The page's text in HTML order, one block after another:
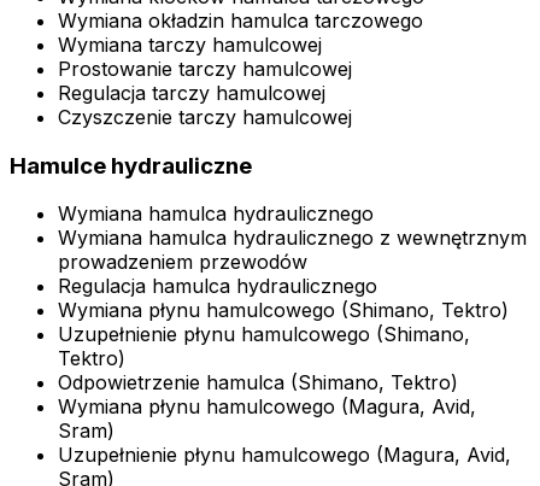
Wymiana okładzin hamulca tarczowego
Wymiana tarczy hamulcowej
Prostowanie tarczy hamulcowej
Regulacja tarczy hamulcowej
Czyszczenie tarczy hamulcowej
Hamulce hydrauliczne
Wymiana hamulca hydraulicznego
Wymiana hamulca hydraulicznego z wewnętrznym
prowadzeniem przewodów
Regulacja hamulca hydraulicznego
Wymiana płynu hamulcowego (Shimano, Tektro)
Uzupełnienie płynu hamulcowego (Shimano,
Tektro)
Odpowietrzenie hamulca (Shimano, Tektro)
Wymiana płynu hamulcowego (Magura, Avid,
Sram)
Uzupełnienie płynu hamulcowego (Magura, Avid,
Sram)